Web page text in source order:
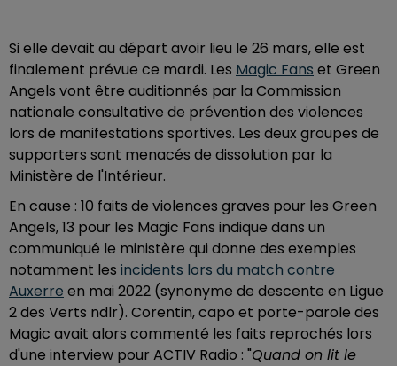
Si elle devait au départ avoir lieu le 26 mars, elle est
finalement prévue ce mardi. Les Magic Fans et Green
Angels vont être auditionnés par la Commission
nationale consultative de prévention des violences
lors de manifestations sportives. Les deux groupes de
supporters sont menacés de dissolution par la
Ministère de l'Intérieur.
En cause : 10 faits de violences graves pour les Green
Angels, 13 pour les Magic Fans indique dans un
communiqué le ministère qui donne des exemples
notamment les incidents lors du match contre
Auxerre en mai 2022 (synonyme de descente en Ligue
2 des Verts ndlr). Corentin, capo et porte-parole des
Magic avait alors commenté les faits reprochés lors
d'une interview pour ACTIV Radio : "Quand on lit le